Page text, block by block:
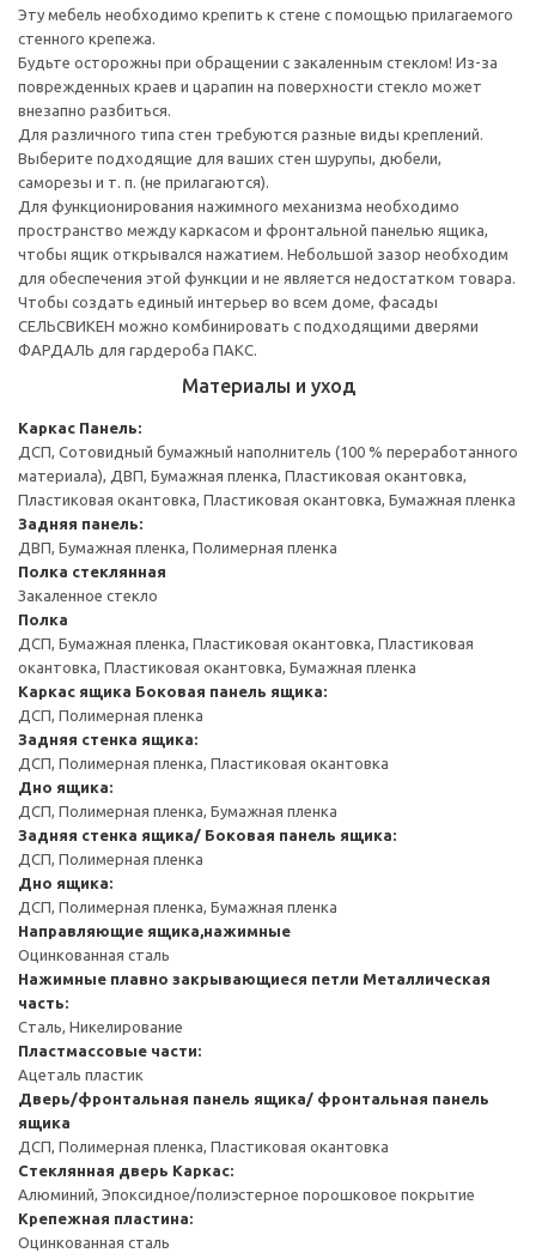
Эту мебель необходимо крепить к стене с помощью прилагаемого
стенного крепежа.
Будьте осторожны при обращении с закаленным стеклом! Из-за
поврежденных краев и царапин на поверхности стекло может
внезапно разбиться.
Для различного типа стен требуются разные виды креплений.
Выберите подходящие для ваших стен шурупы, дюбели,
саморезы и т. п. (не прилагаются).
Для функционирования нажимного механизма необходимо
пространство между каркасом и фронтальной панелью ящика,
чтобы ящик открывался нажатием. Небольшой зазор необходим
для обеспечения этой функции и не является недостатком товара.
Чтобы создать единый интерьер во всем доме, фасады
СЕЛЬСВИКЕН можно комбинировать с подходящими дверями
ФАРДАЛЬ для гардероба ПАКС.
Материалы и уход
Каркас Панель:
ДСП, Сотовидный бумажный наполнитель (100 % переработанного
материала), ДВП, Бумажная пленка, Пластиковая окантовка,
Пластиковая окантовка, Пластиковая окантовка, Бумажная пленка
Задняя панель:
ДВП, Бумажная пленка, Полимерная пленка
Полка стеклянная
Закаленное стекло
Полка
ДСП, Бумажная пленка, Пластиковая окантовка, Пластиковая
окантовка, Пластиковая окантовка, Бумажная пленка
Каркас ящика Боковая панель ящика:
ДСП, Полимерная пленка
Задняя стенка ящика:
ДСП, Полимерная пленка, Пластиковая окантовка
Дно ящика:
ДСП, Полимерная пленка, Бумажная пленка
Задняя стенка ящика/ Боковая панель ящика:
ДСП, Полимерная пленка
Дно ящика:
ДСП, Полимерная пленка, Бумажная пленка
Направляющие ящика,нажимные
Оцинкованная сталь
Нажимные плавно закрывающиеся петли Металлическая
часть:
Сталь, Никелирование
Пластмассовые части:
Ацеталь пластик
Дверь/фронтальная панель ящика/ фронтальная панель
ящика
ДСП, Полимерная пленка, Пластиковая окантовка
Стеклянная дверь Каркас:
Алюминий, Эпоксидное/полиэстерное порошковое покрытие
Крепежная пластина:
Оцинкованная сталь